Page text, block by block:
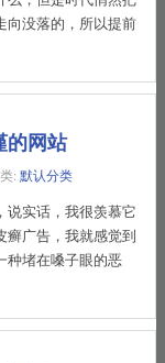
向没落的，所以提前
的网站
: 默认分类
说实话，我很羡慕它
癣广告，我就感觉到
种堵在嗓子眼的恶